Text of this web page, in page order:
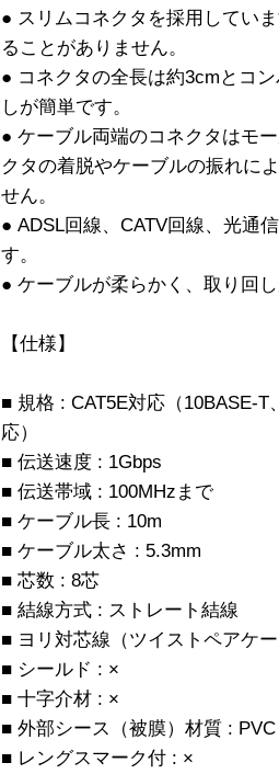
● スリムコネクタを採用してい
ることがありません。
● コネクタの全長は約3cmとコ
しが簡単です。
● ケーブル両端のコネクタはモ
クタの着脱やケーブルの振れに
せん。
● ADSL回線、CATV回線、光通
す。
● ケーブルが柔らかく、取り回
【仕様】
■ 規格 : CAT5E対応（10BASE-T
応）
■ 伝送速度 : 1Gbps
■ 伝送帯域 : 100MHzまで
■ ケーブル長 : 10m
■ ケーブル太さ : 5.3mm
■ 芯数 : 8芯
■ 結線方式 : ストレート結線
■ ヨリ対芯線（ツイストペアケ
■ シールド : ×
■ 十字介材 : ×
■ 外部シース（被膜）材質 : PVC
■ レングスマーク付 : ×